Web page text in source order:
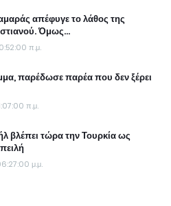
απέφυγε το λάθος της
Όμως...
π.μ.
παρέδωσε παρέα που δεν ξέρει
π.μ.
βλέπει τώρα την Τουρκία ως
μ.μ.